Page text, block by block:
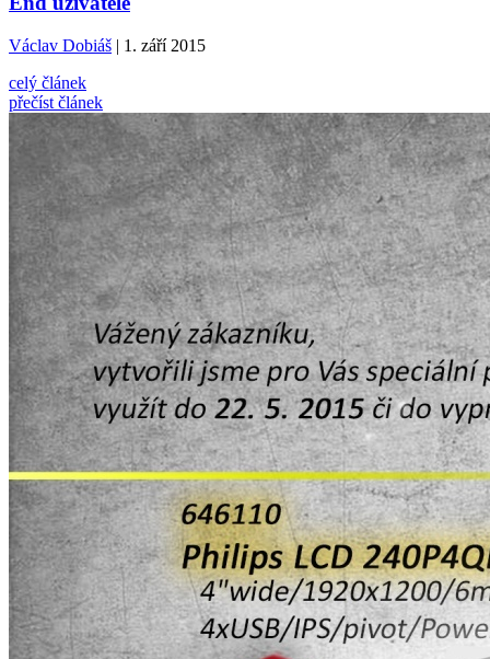
Václav Dobiáš | 1. září 2015
celý článek
přečíst článek